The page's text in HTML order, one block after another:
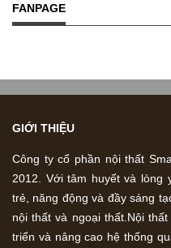
FANPAGE
GIỚI THIỆU
Công ty cổ phần nội thất
2012. Với tâm huyết và lòng
trẻ, năng động và đầy sáng
nội thất và ngoại thất.Nội
triển và nâng cao hệ thống